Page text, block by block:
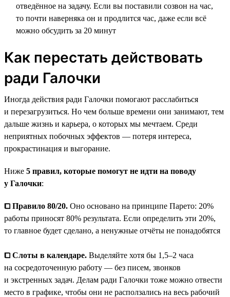
отведённое на задачу. Если вы поставили созвон на час,
то почти наверняка он и продлится час, даже если всё
можно обсудить за 20 минут
Как перестать действовать
ради Галочки
Иногда действия ради Галочки помогают расслабиться
и перезагрузиться. Но чем больше времени они занимают, тем
дальше жизнь и карьера, о которых мы мечтаем. Среди
неприятных побочных эффектов — потеря интереса,
прокрастинация и выгорание.
Ниже 5 правил, которые помогут не идти на поводу
у Галочки:
⧠ Правило 80/20. Оно основано на принципе Парето: 20%
работы приносят 80% результата. Если определить эти 20%,
то главное будет сделано, а ненужные отчёты не понадобятся
⧠ Слоты в календаре. Выделяйте хотя бы 1,5–2 часа
на сосредоточенную работу — без писем, звонков
и экстренных задач. Делам ради Галочки тоже можно отвести
место в графике, чтобы они не расползались на весь рабочий